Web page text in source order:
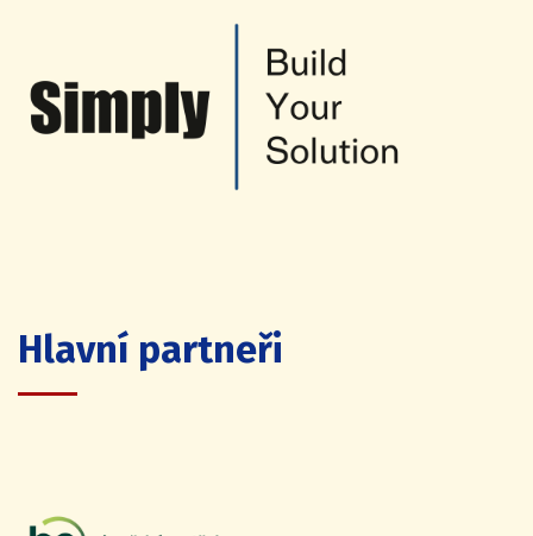
Hlavní partneři